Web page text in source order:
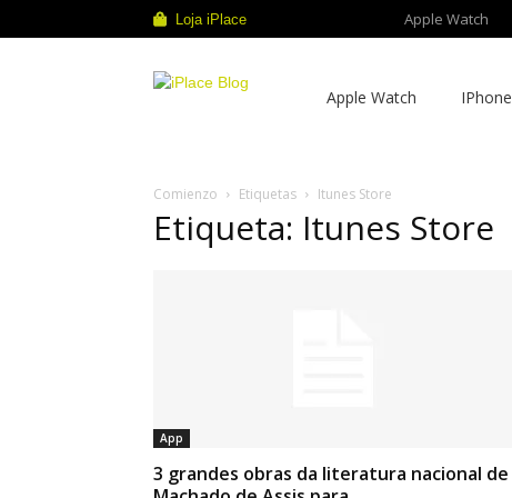
Loja iPlace Apple Watch
Apple Watch IPhone
Comienzo Etiquetas Itunes Store
Etiqueta: Itunes Store
App
3 grandes obras da literatura nacional de